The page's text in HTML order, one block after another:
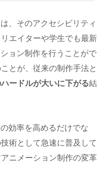
、そのアクセシビリティ
エイターや学生でも最新
ョン制作を行うことがで
とが、従来の制作手法と
ードルが大いに下がる結
効率を高めるだけでな
術として急速に普及して
ニメーション制作の変革